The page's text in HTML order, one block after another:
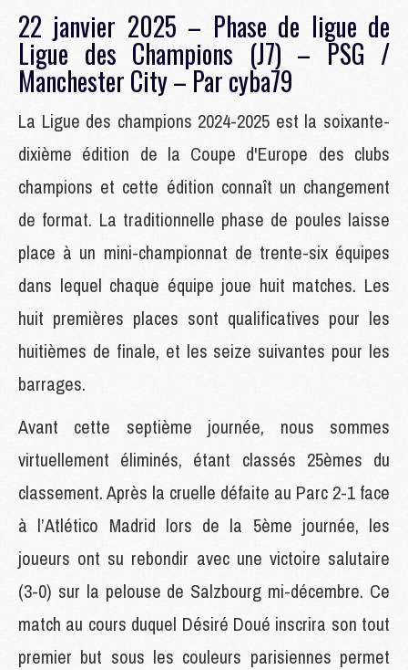
22 janvier 2025 – Phase de ligue de
Ligue des Champions (J7) – PSG /
Manchester City – Par cyba79
La Ligue des champions 2024-2025 est la soixante-
dixième édition de la Coupe d'Europe des clubs
champions et cette édition connaît un changement
de format. La traditionnelle phase de poules laisse
place à un mini-championnat de trente-six équipes
dans lequel chaque équipe joue huit matches. Les
huit premières places sont qualificatives pour les
huitièmes de finale, et les seize suivantes pour les
barrages.
Avant cette septième journée, nous sommes
virtuellement éliminés, étant classés 25èmes du
classement. Après la cruelle défaite au Parc 2-1 face
à l’Atlético Madrid lors de la 5ème journée, les
joueurs ont su rebondir avec une victoire salutaire
(3-0) sur la pelouse de Salzbourg mi-décembre. Ce
match au cours duquel Désiré Doué inscrira son tout
premier but sous les couleurs parisiennes permet